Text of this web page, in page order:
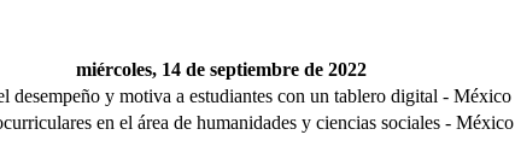
miércoles, 14 de septiembre de 2022
y motiva a estudiantes con un tablero digital - México
en el área de humanidades y ciencias sociales - México